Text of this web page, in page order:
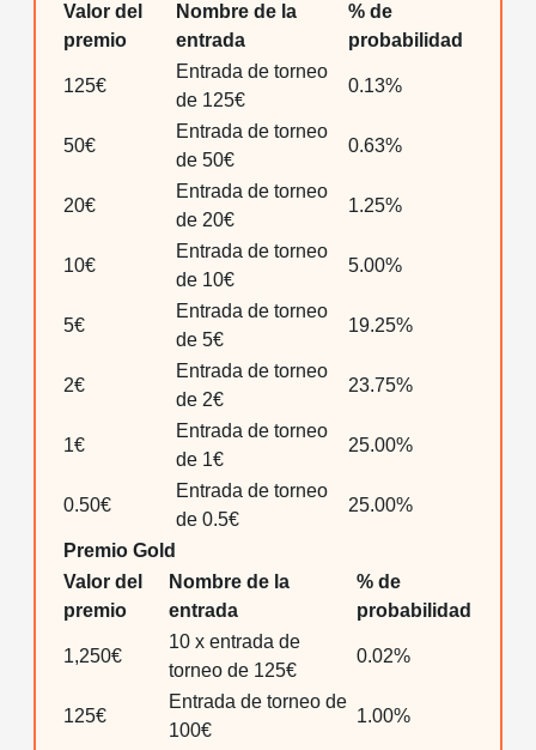
Valor del
premio
Nombre de la
entrada
% de
probabilidad
125€
Entrada de torneo
de 125€
0.13%
50€
Entrada de torneo
de 50€
0.63%
20€
Entrada de torneo
de 20€
1.25%
10€
Entrada de torneo
de 10€
5.00%
5€
Entrada de torneo
de 5€
19.25%
2€
Entrada de torneo
de 2€
23.75%
1€
Entrada de torneo
de 1€
25.00%
0.50€
Entrada de torneo
de 0.5€
25.00%
Premio Gold
Valor del
premio
Nombre de la
entrada
% de
probabilidad
1,250€
10 x entrada de
torneo de 125€
0.02%
125€
Entrada de torneo de
100€
1.00%